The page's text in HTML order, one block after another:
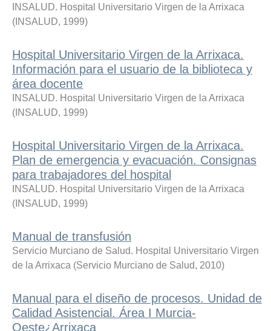
INSALUD. Hospital Universitario Virgen de la Arrixaca
( INSALUD, 1999)
Hospital Universitario Virgen de la Arrixaca.
Información para el usuario de la biblioteca y
área docente
INSALUD. Hospital Universitario Virgen de la Arrixaca
( INSALUD, 1999)
Hospital Universitario Virgen de la Arrixaca.
Plan de emergencia y evacuación. Consignas
para trabajadores del hospital
INSALUD. Hospital Universitario Virgen de la Arrixaca
( INSALUD, 1999)
Manual de transfusión
Servicio Murciano de Salud. Hospital Universitario Virgen
de la Arrixaca (Servicio Murciano de Salud, 2010)
Manual para el diseño de procesos. Unidad de
Calidad Asistencial. Área I Murcia-
Oeste¿Arrixaca